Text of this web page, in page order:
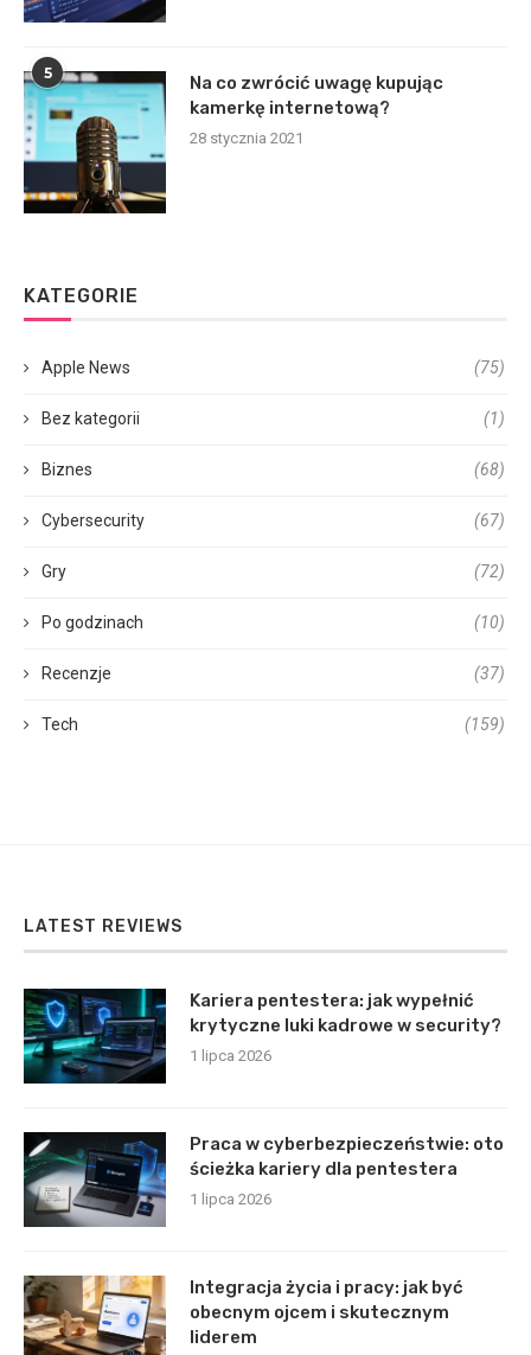
5
Na co zwrócić uwagę kupując
kamerkę internetową?
28 stycznia 2021
KATEGORIE
Apple News (75)
Bez kategorii (1)
Biznes (68)
Cybersecurity (67)
Gry (72)
Po godzinach (10)
Recenzje (37)
Tech (159)
LATEST REVIEWS
Kariera pentestera: jak wypełnić
krytyczne luki kadrowe w security?
1 lipca 2026
Praca w cyberbezpieczeństwie: oto
ścieżka kariery dla pentestera
1 lipca 2026
Integracja życia i pracy: jak być
obecnym ojcem i skutecznym
liderem